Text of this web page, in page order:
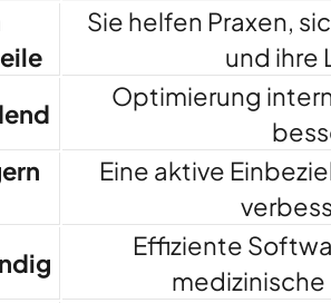
Sie helfen Praxen,
und ihre
Optimierung
Eine aktive
Effiziente
medizinische